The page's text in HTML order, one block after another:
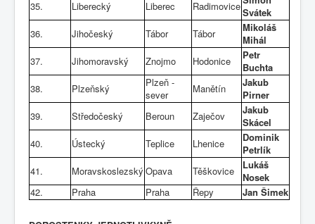
35.
Liberecký Liberec RadimoviceSvátek
36.
Jihočeský Tábor Tábor
Mikoláš
Mihál
37.
Jihomoravský Znojmo Hodonice
Petr
Buchta
38.
Plzeňský
Plzeň -
sever
Manětín
Jakub
Pirner
39.
Středočeský Beroun Zaječov
Jakub
Skácel
40.
Ústecký Teplice Lhenice
Dominik
Petrlík
41.
Moravskoslezský Opava Těškovice
Lukáš
Nosek
42.
Praha Praha Řepy Jan Šimek